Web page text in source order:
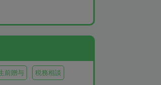
前贈与 税務相談